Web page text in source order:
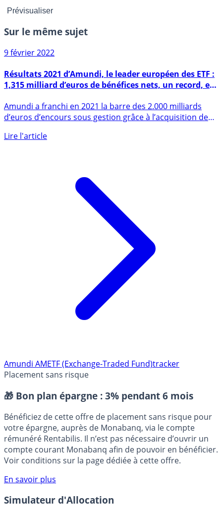
Sur le même sujet
Résultats 2021 d’Amundi, le leader européen des ETF :
hausse de +37%
Amundi a franchi en 2021 la barre des 2.000 milliards
d’euros d’encours sous gestion grâce à l’acquisition de
Lyxor. (...)
Amundi AMETF (Exchange-Traded Fund)
Placement sans risque
🎁 Bon plan épargne : 3% pendant 6 mois
Bénéficiez de cette offre de placement sans risque pour
votre épargne, auprès de Monabanq, via le compte
rémunéré Rentabilis. Il n’est pas nécessaire d’ouvrir un
compte courant Monabanq afin de pouvoir en bénéficier.
Voir conditions sur la page dédiée à cette offre.
En savoir plus